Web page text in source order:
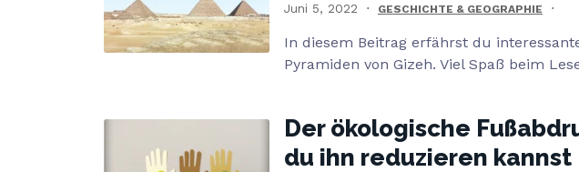
Juni 5, 2022 GESCHICHTE & GEOGRAPHIE
In diesem Beitrag erfährst du
Pyramiden von Gizeh. Viel Spaß beim
Der ökologische
du ihn reduzieren kannst